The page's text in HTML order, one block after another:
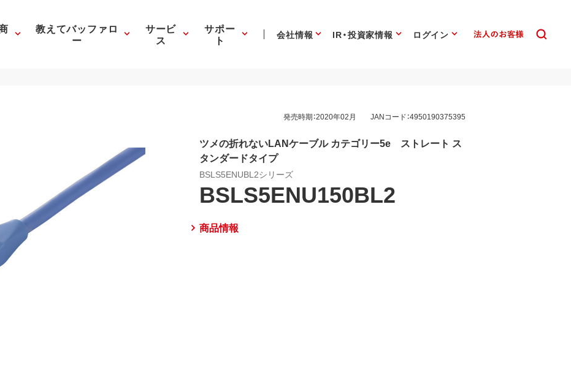
教えてバッファロ
ー
サービ
ス
サポー
ト 会社情報 IR・投資家情報 ログイン
発売時期：2020年02月 JANコード：4950190375395
ツメの折れないLANケーブル カテゴリー5e ストレート ス
タンダードタイプ
BSLS5ENUBL2シリーズ
BSLS5ENU150BL2
商品情報